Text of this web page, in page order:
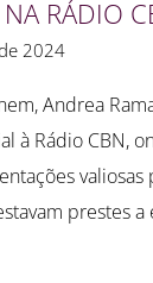
RÁDIO
2024
Andrea
à Rádio CBN,
valiosas
prestes